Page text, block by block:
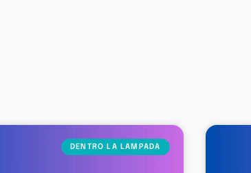
DENTRO LA LAMPADA